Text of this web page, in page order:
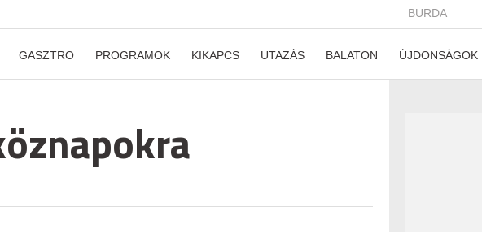
BURDA
GASZTRO PROGRAMOK KIKAPCS UTAZÁS BALATON ÚJDONSÁGOK